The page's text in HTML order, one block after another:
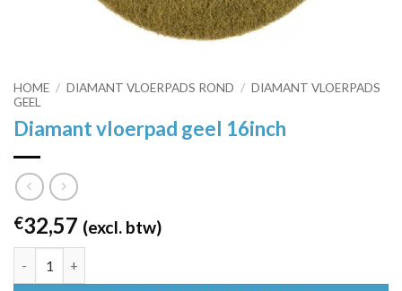
HOME / DIAMANT VLOERPADS ROND / DIAMANT VLOERPADS
GEEL
Diamant vloerpad geel 16inch
€32,57 (excl. btw)